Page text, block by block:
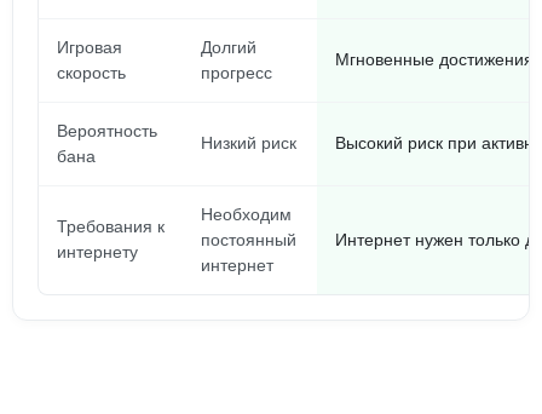
Игровая
скорость
Долгий
прогресс
Мгновенные достижения
Вероятность
бана
Низкий риск Высокий риск при
Требования к
интернету
Необходим
постоянный
интернет
Интернет нужен только